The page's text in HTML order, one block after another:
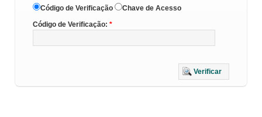
Código de Verificação
Chave de Acesso
Código de Verificação:
Verificar